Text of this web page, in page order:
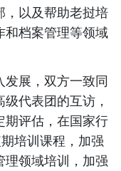
，以及帮助老挝培
和档案管理等领域
展，双方一致同
代表团的互访，
期评估，在国家行
培训课程，加强
领域培训，加强